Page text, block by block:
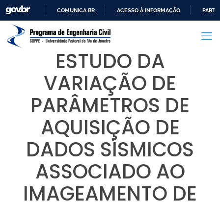
PARA
CONTEÚDO
COMUNICA BR ACESSO À INFORMAÇÃO
ESTUDO DA
VARIAÇÃO DE
PARÂMETROS DE
AQUISIÇÃO DE
DADOS SÍSMICOS
ASSOCIADO AO
IMAGEAMENTO DE